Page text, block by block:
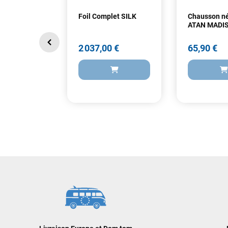
Foil Complet SILK
2 037,00 €
Chausson
ATAN
65,90 €